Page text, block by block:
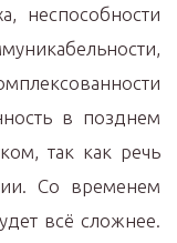
неспособности
в позднем
так как речь
Со временем
всё сложнее.